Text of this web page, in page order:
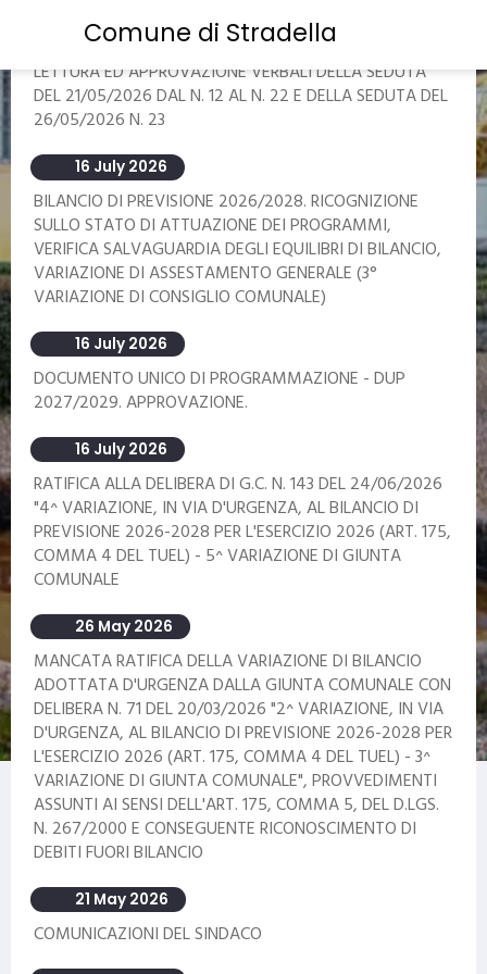
Comune di Stradella
Search by topic
Search...
16 July 2026
LETTURA ED APPROVAZIONE VERBALI DELLA SEDUTA
DEL 21/05/2026 DAL N. 12 AL N. 22 E DELLA SEDUTA DEL
26/05/2026 N. 23
16 July 2026
BILANCIO DI PREVISIONE 2026/2028. RICOGNIZIONE
SULLO STATO DI ATTUAZIONE DEI PROGRAMMI,
VERIFICA SALVAGUARDIA DEGLI EQUILIBRI DI BILANCIO,
VARIAZIONE DI ASSESTAMENTO GENERALE (3°
VARIAZIONE DI CONSIGLIO COMUNALE)
16 July 2026
DOCUMENTO UNICO DI PROGRAMMAZIONE - DUP
2027/2029. APPROVAZIONE.
16 July 2026
RATIFICA ALLA DELIBERA DI G.C. N. 143 DEL 24/06/2026
"4^ VARIAZIONE, IN VIA D'URGENZA, AL BILANCIO DI
PREVISIONE 2026-2028 PER L'ESERCIZIO 2026 (ART. 175,
COMMA 4 DEL TUEL) - 5^ VARIAZIONE DI GIUNTA
COMUNALE
26 May 2026
MANCATA RATIFICA DELLA VARIAZIONE DI BILANCIO
ADOTTATA D'URGENZA DALLA GIUNTA COMUNALE CON
DELIBERA N. 71 DEL 20/03/2026 "2^ VARIAZIONE, IN VIA
D'URGENZA, AL BILANCIO DI PREVISIONE 2026-2028 PER
L'ESERCIZIO 2026 (ART. 175, COMMA 4 DEL TUEL) - 3^
VARIAZIONE DI GIUNTA COMUNALE", PROVVEDIMENTI
ASSUNTI AI SENSI DELL'ART. 175, COMMA 5, DEL D.LGS.
N. 267/2000 E CONSEGUENTE RICONOSCIMENTO DI
DEBITI FUORI BILANCIO
21 May 2026
COMUNICAZIONI DEL SINDACO